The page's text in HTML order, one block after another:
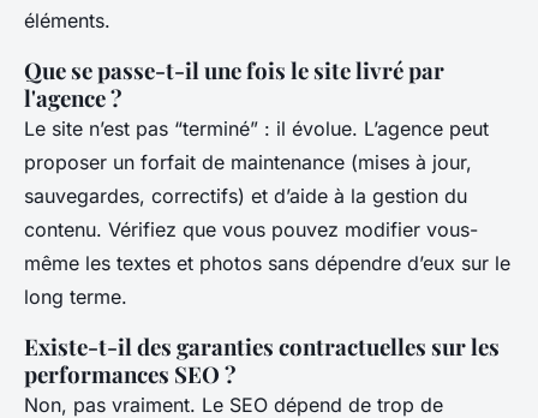
éléments.
Que se passe-t-il une fois le site livré par
l'agence ?
Le site n’est pas “terminé” : il évolue. L’agence peut
proposer un forfait de maintenance (mises à jour,
sauvegardes, correctifs) et d’aide à la gestion du
contenu. Vérifiez que vous pouvez modifier vous-
même les textes et photos sans dépendre d’eux sur le
long terme.
Existe-t-il des garanties contractuelles sur les
performances SEO ?
Non, pas vraiment. Le SEO dépend de trop de